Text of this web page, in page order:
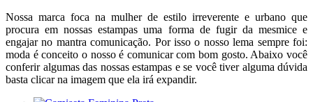
Nossa marca foca na mulher de estilo irreverente e urbano que
procura em nossas estampas uma forma de fugir da mesmice e
engajar no mantra comunicação. Por isso o nosso lema sempre foi:
moda é conceito o nosso é comunicar com bom gosto. Abaixo você
conferir algumas das nossas estampas e se você tiver alguma dúvida
basta clicar na imagem que ela irá expandir.